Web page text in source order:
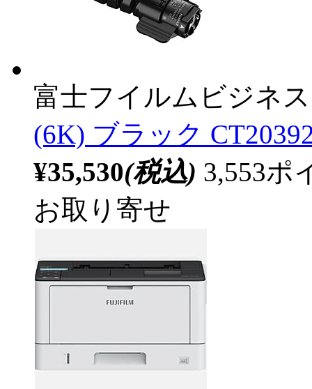
富士フイルムビジネ
(6K) ブラック
¥35,530(税込) 3,553ポ
お取り寄せ